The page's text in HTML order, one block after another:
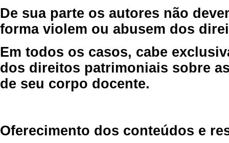
De sua parte os autores não
forma violem ou abusem dos
Em todos os casos, cabe
dos direitos patrimoniais sobre
de seu corpo docente.
Oferecimento dos conteúdos e